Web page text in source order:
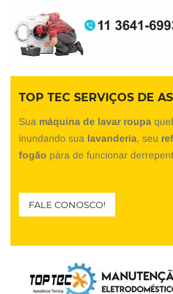
TOP TEC SERVIÇOS DE
Sua máquina de lavar roupa
inundando sua lavanderia, seu
fogão pára de funcionar
FALE CONOSCO!